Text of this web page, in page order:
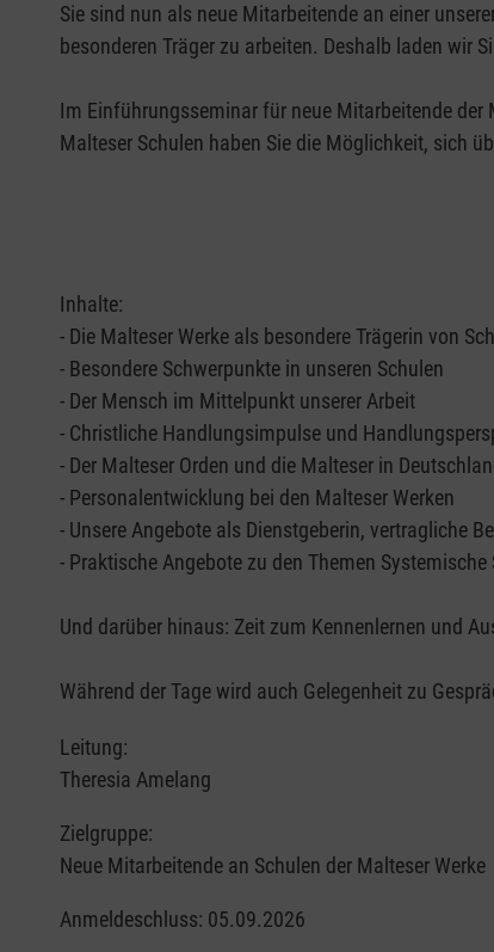
Sie sind nun als neue Mitarbeitende an einer
besonderen Träger zu arbeiten. Deshalb laden wir
Im Einführungsseminar für neue Mitarbeitende der Malteser Schulen möchten wir Ihnen Auftrag und Selbstverständnis der Malteser vorstellen. Gemeinsam mit Kolleg:innen der
Malteser Schulen haben Sie die Möglichkeit, sich
Inhalte:
- Die Malteser Werke als besondere Trägerin von
- Besondere Schwerpunkte in unseren Schulen
- Der Mensch im Mittelpunkt unserer Arbeit
- Christliche Handlungsimpulse und
- Der Malteser Orden und die Malteser in
- Personalentwicklung bei den Malteser Werken
- Unsere Angebote als Dienstgeberin, vertragliche
- Praktische Angebote zu den Themen
Und darüber hinaus: Zeit zum Kennenlernen und
Während der Tage wird auch Gelegenheit zu
Leitung:
Theresia Amelang
Zielgruppe:
Neue Mitarbeitende an Schulen der Malteser Werke
Anmeldeschluss: 05.09.2026